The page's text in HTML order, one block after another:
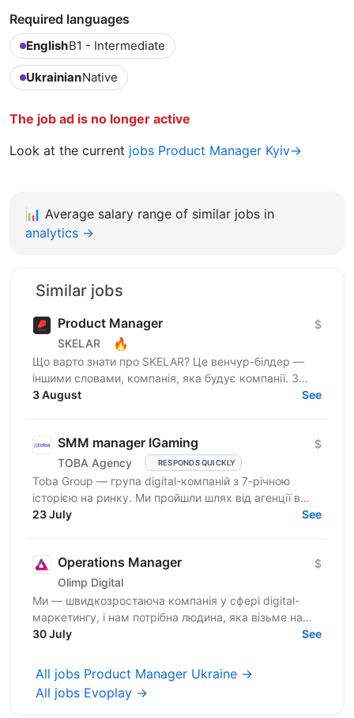
Required languages
EnglishB1 - Intermediate
UkrainianNative
The job ad is no longer active
Look at the current jobs Product Manager Kyiv→
📊 Average salary range of similar jobs in
analytics →
Similar jobs
Product Manager
SKELAR 🔥
$
Що варто знати про SKELAR? Це венчур-білдер —
іншими словами, компанія, яка будує компанії. З
нами фаундери створюють consumer-бізнеси, які
3 August See
SMM manager IGaming
TOBA Agency RESPONDS QUICKLY
$
Toba Group — група digital-компаній з 7-річною
історією на ринку. Ми пройшли шлях від агенції в
Telegram-маркетингу до повноцінної екосистеми:
23 July See
Operations Manager
Olimp Digital
$
Ми — швидкозростаюча компанія у сфері digital-
маркетингу, і нам потрібна людина, яка візьме на
себе відповідальність за щоденні операційні
30 July See
All jobs Product Manager Ukraine →
All jobs Evoplay →